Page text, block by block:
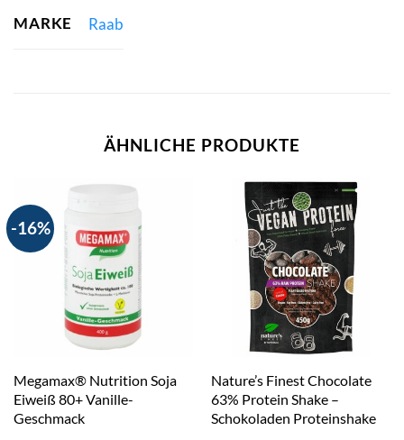
MARKE Raab
ÄHNLICHE PRODUKTE
-16%
Megamax® Nutrition Soja
Eiweiß 80+ Vanille-
Geschmack
Nature’s Finest Chocolate
63% Protein Shake –
Schokoladen Proteinshake